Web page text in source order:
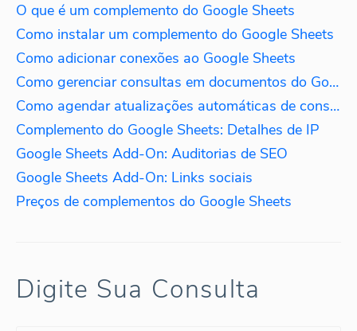
O que é um complemento do Google Sheets
Como instalar um complemento do Google Sheets
Como adicionar conexões ao Google Sheets
Como gerenciar consultas em documentos do Google Sheets
Como agendar atualizações automáticas de consultas
Complemento do Google Sheets: Detalhes de IP
Google Sheets Add-On: Auditorias de SEO
Google Sheets Add-On: Links sociais
Preços de complementos do Google Sheets
Digite Sua Consulta